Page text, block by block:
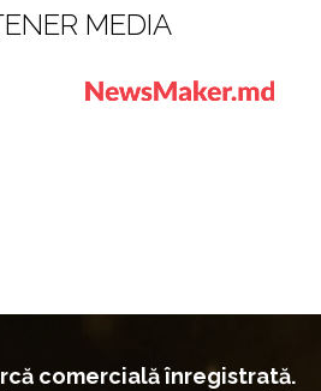
MEDIA
comercială înregistrată.